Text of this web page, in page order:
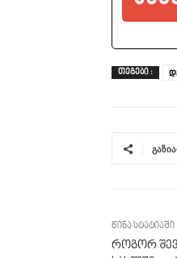
ᲗᲔᲒᲔᲑᲘ :
წინა სტატიაში
როგორ